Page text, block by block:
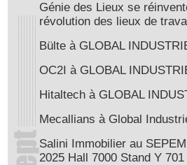
Génie des Lieux se
révolution des lieux de
Bülte à GLOBAL
OC2I à GLOBAL
Hitaltech à GLOBAL
Mecallians à Global
Salini Immobilier au
2025 Hall 7000 Stand Y 701